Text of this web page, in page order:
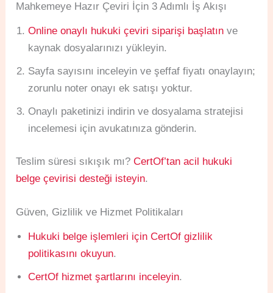
Mahkemeye Hazır Çeviri İçin 3 Adımlı İş Akışı
Online onaylı hukuki çeviri siparişi başlatın ve
kaynak dosyalarınızı yükleyin.
Sayfa sayısını inceleyin ve şeffaf fiyatı onaylayın;
zorunlu noter onayı ek satışı yoktur.
Onaylı paketinizi indirin ve dosyalama stratejisi
incelemesi için avukatınıza gönderin.
Teslim süresi sıkışık mı?CertOf’tan acil hukuki
belge çevirisi desteği isteyin.
Güven, Gizlilik ve Hizmet Politikaları
Hukuki belge işlemleri için CertOf gizlilik
politikasını okuyun.
CertOf hizmet şartlarını inceleyin.